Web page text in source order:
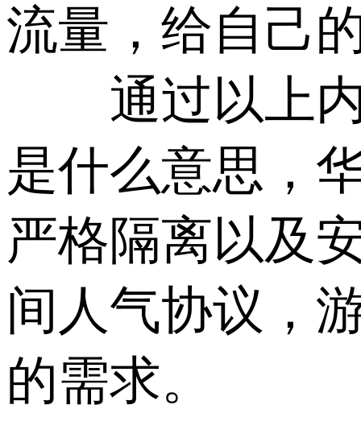
流量，给自己
通过以上内
是什么意思，
严格隔离以及
间人气协议，
的需求。